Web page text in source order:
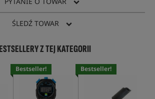
ŚLEDŹ TOWAR
Z TEJ KATEGORII
Bestseller! Bestseller!